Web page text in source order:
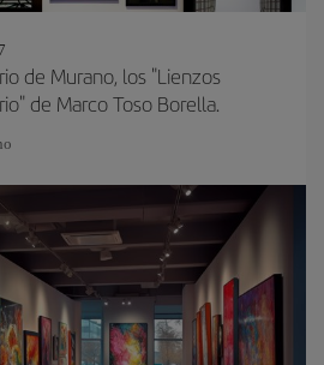
de Murano, los "Lienzos
de Marco Toso Borella.